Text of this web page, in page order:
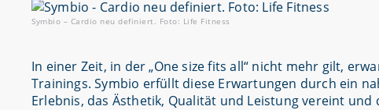
Symbio – Cardio neu definiert. Foto: Life Fitness
In einer Zeit, in der „One size fits all“ nicht mehr gilt,
Trainings. Symbio erfüllt diese Erwartungen durch ein
Erlebnis, das Ästhetik, Qualität und Leistung vereint